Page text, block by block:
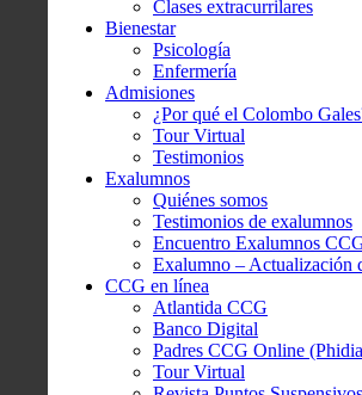
Clases extracurrilares
Bienestar
Psicología
Enfermería
Admisiones
¿Por qué el Colombo
Tour Virtual
Testimonios
Exalumnos
Quiénes somos
Testimonios de exalumnos
Encuentro Exalumnos
Exalumno – Actualización
CCG en línea
Atlantida CCG
Banco Digital
Padres CCG Online
Tour Virtual